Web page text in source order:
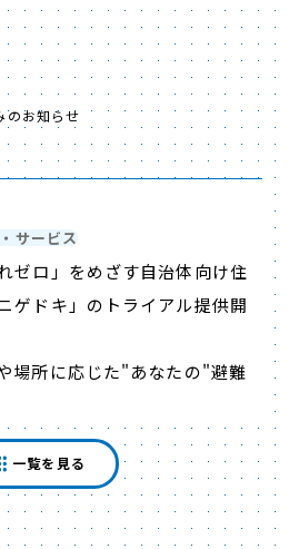
のお知らせ
サービス
ゼロ」をめざす自治体向け住
ゲドキ」のトライアル提供開
場所に応じた"あなたの"避難
一覧を見る